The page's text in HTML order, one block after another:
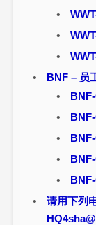
BNF – 员
请用下列